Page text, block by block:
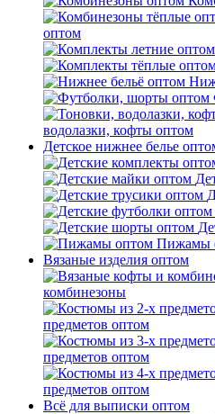
оптом
водолазки, кофты оптом
Детское нижнее белье
Пижамы
Вязаные изделия оптом
комбинезоны
предметов оптом
предметов оптом
предметов оптом
Всё для выписки оптом